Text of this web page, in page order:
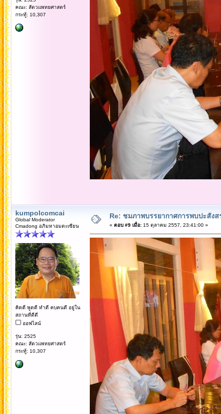
คณะ: สัตวแพทยศาสตร์
กระทู้: 10,307
kumpolcomcai
Global Moderator
Cmadong อภิมหาอมตะเซียน
คิดดี พูดดี ทำดี คบคนดี อยู่ใน
สถานที่ดีดี
ออฟไลน์
รุ่น: 2525
คณะ: สัตวแพทยศาสตร์
กระทู้: 10,307
Re: ชมภาพบรรยากาศการพบปะสัง
« ตอบ #9 เมื่อ:15 ตุลาคม 2557, 23:41:00 »